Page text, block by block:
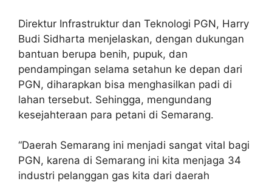
Direktur Infrastruktur dan Teknologi PGN, Harry
Budi Sidharta menjelaskan, dengan dukungan
bantuan berupa benih, pupuk, dan
pendampingan selama setahun ke depan dari
PGN, diharapkan bisa menghasilkan padi di
lahan tersebut. Sehingga, mengundang
kesejahteraan para petani di Semarang.
“Daerah Semarang ini menjadi sangat vital bagi
PGN, karena di Semarang ini kita menjaga 34
industri pelanggan gas kita dari daerah